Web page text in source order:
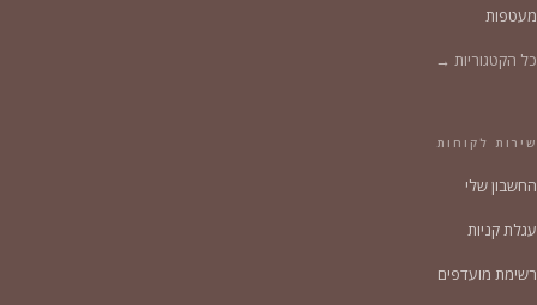
מעטפות
כל הקטגוריות →
שירות לקוחות
החשבון שלי
עגלת קניות
רשימת מועדפים